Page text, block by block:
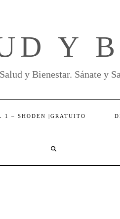
Y
y Bienestar. Sánate y
1 – SHODEN |GRATUITO